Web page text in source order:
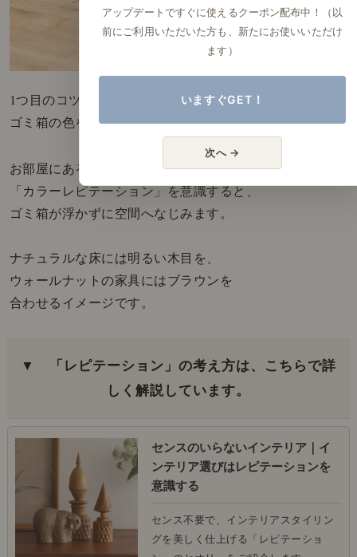
1つ目のコツは、床や家具の色と
ゴミ箱の色を揃えることです。
お部屋にある色を繰り返し取り入れる
「カラーレピテーション」を意識すると、
ゴミ箱が浮かずに空間へなじみます。
ナチュラルな床には明るい木目を、
ウォールナットの家具にはブラウンを
合わせるイメージです。
▼ 「レピテーション」の考え方は、こちらで詳
しく解説しています。
センスのいらないインテリア｜イ
ンテリア選びはレピテーションを
意識する
センス不要で、インテリアスタイリン
グを美しく仕上げる「レピテーショ
アップデートですぐに使えるクーポン配布中！（以
前にご利用いただいた方も、新たにお使いいただけ
ます）
いますぐGET！
次へ →